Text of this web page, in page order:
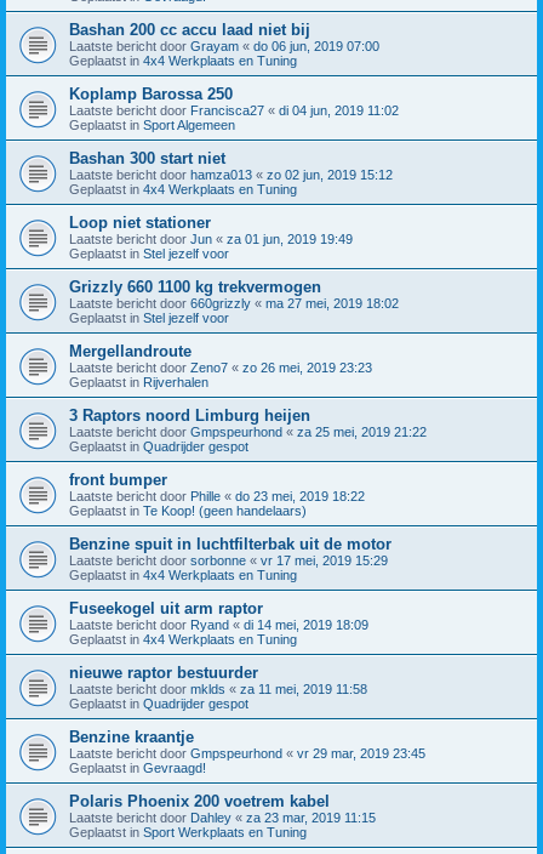
Bashan 200 cc accu laad niet bij
Laatste bericht door Grayam « do 06 jun, 2019 07:00
Geplaatst in 4x4 Werkplaats en Tuning
Koplamp Barossa 250
Laatste bericht door Francisca27 « di 04 jun, 2019 11:02
Geplaatst in Sport Algemeen
Bashan 300 start niet
Laatste bericht door hamza013 « zo 02 jun, 2019 15:12
Geplaatst in 4x4 Werkplaats en Tuning
Loop niet stationer
Laatste bericht door Jun « za 01 jun, 2019 19:49
Geplaatst in Stel jezelf voor
Grizzly 660 1100 kg trekvermogen
Laatste bericht door 660grizzly « ma 27 mei, 2019 18:02
Geplaatst in Stel jezelf voor
Mergellandroute
Laatste bericht door Zeno7 « zo 26 mei, 2019 23:23
Geplaatst in Rijverhalen
3 Raptors noord Limburg heijen
Laatste bericht door Gmpspeurhond « za 25 mei, 2019 21:22
Geplaatst in Quadrijder gespot
front bumper
Laatste bericht door Phille « do 23 mei, 2019 18:22
Geplaatst in Te Koop! (geen handelaars)
Benzine spuit in luchtfilterbak uit de motor
Laatste bericht door sorbonne « vr 17 mei, 2019 15:29
Geplaatst in 4x4 Werkplaats en Tuning
Fuseekogel uit arm raptor
Laatste bericht door Ryand « di 14 mei, 2019 18:09
Geplaatst in 4x4 Werkplaats en Tuning
nieuwe raptor bestuurder
Laatste bericht door mklds « za 11 mei, 2019 11:58
Geplaatst in Quadrijder gespot
Benzine kraantje
Laatste bericht door Gmpspeurhond « vr 29 mar, 2019 23:45
Geplaatst in Gevraagd!
Polaris Phoenix 200 voetrem kabel
Laatste bericht door Dahley « za 23 mar, 2019 11:15
Geplaatst in Sport Werkplaats en Tuning